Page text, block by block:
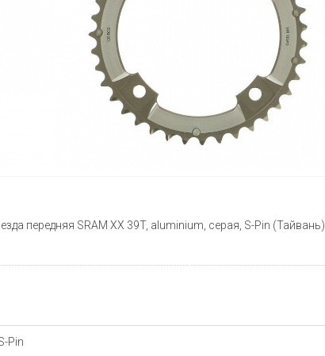
передняя SRAM XX 39T, aluminium, серая, S-Pin (Тайвань)
Pin